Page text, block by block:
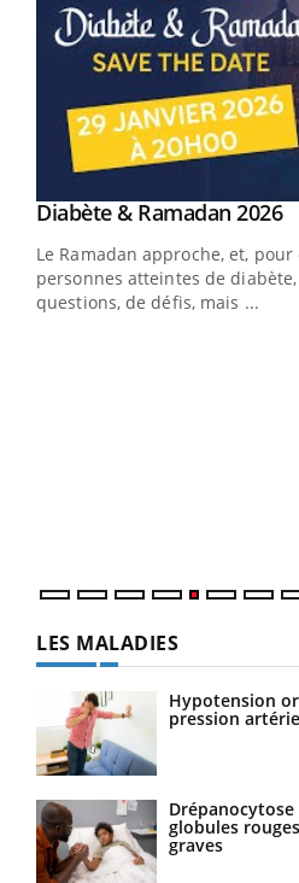
Youtube
Diabète & Ramadan 2026
Le Ramadan approche, et,
personnes atteintes de
questions, de défis, mais ...
LES MALADIES
Hypotension
pression
globules
graves